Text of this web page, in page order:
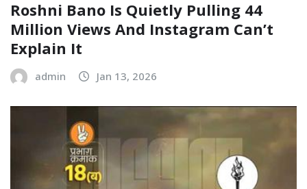
Roshni Bano Is Quietly Pulling 44
Million Views And Instagram Can’t
Explain It
admin Jan 13, 2026